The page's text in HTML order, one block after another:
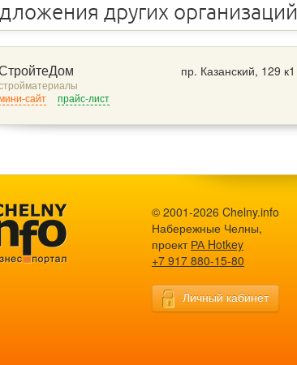
других организаций
сайт прайс-лист
пр. Казанский, 129 к1
© 2001-2026 Chelny.info
Набережные Челны,
проект РА Hotkey
+7 917 880-15-80
Личный кабинет